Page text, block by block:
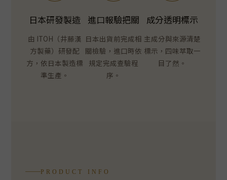
日本研發製造
由 ITOH（井藤漢
方製藥）研發配
方，依日本製造標
準生產。
進口報驗把關
日本出貨前完成相
關檢驗，進口時依
規定完成查驗程
序。
成分透明標示
主成分與來源清楚
標示，四味萃取一
目了然。
PRODUCT INFO